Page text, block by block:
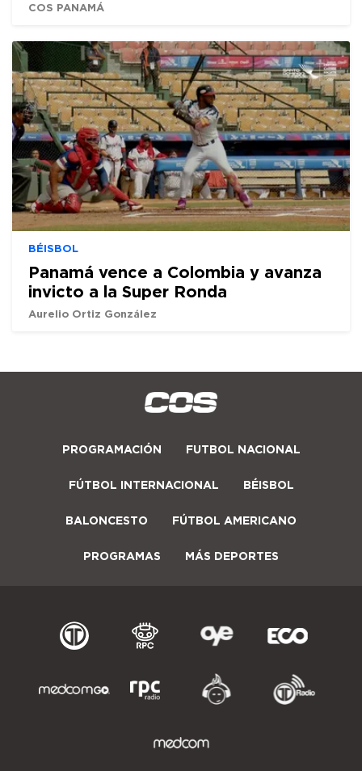
COS PANAMÁ
BÉISBOL
Panamá vence a Colombia y avanza
invicto a la Super Ronda
Aurelio Ortiz González
PROGRAMACIÓN FUTBOL NACIONAL
FÚTBOL INTERNACIONAL BÉISBOL
BALONCESTO FÚTBOL AMERICANO
PROGRAMAS MÁS DEPORTES